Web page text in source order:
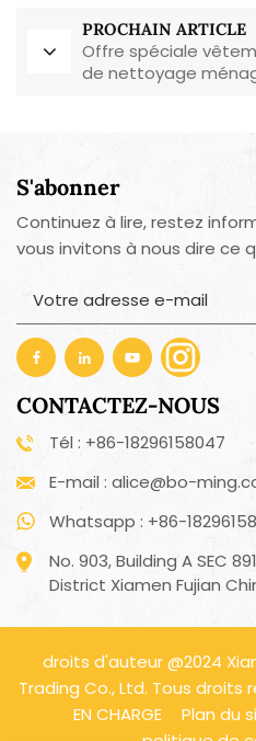
PROCHAIN ARTICLE
Offre spéciale
de nettoyage
S'abonner
Continuez à lire, restez
vous invitons à nous dire ce
CONTACTEZ-NOUS
Tél : +86-18296158047
E-mail : alice@bo-
Whatsapp : +86-
No. 903, Building A SEC
District Xiamen Fujian
droits d'auteur @2024
Trading Co., Ltd. Tous droits
EN CHARGE
Plan du